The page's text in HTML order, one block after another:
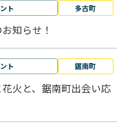
ト 多古町
知らせ！
ト 鋸南町
火と、鋸南町出会い応